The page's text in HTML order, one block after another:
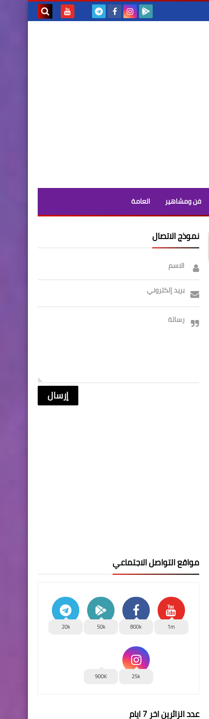
فن ومشاهير العامة
نموذج الاتصال
الاسم
بريد إلكتروني
رسالة
مواقع التواصل الاجتماعي
1m
800k
50k
20k
25k
900K
عدد الزائرين اخر 7 ايام